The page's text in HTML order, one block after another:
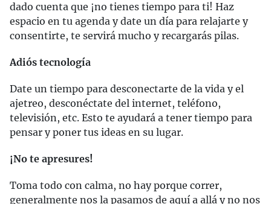
dado cuenta que ¡no tienes tiempo para ti! Haz
espacio en tu agenda y date un día para relajarte y
consentirte, te servirá mucho y recargarás pilas.
Adiós tecnología
Date un tiempo para desconectarte de la vida y el
ajetreo, desconéctate del internet, teléfono,
televisión, etc. Esto te ayudará a tener tiempo para
pensar y poner tus ideas en su lugar.
¡No te apresures!
Toma todo con calma, no hay porque correr,
generalmente nos la pasamos de aquí a allá y no nos